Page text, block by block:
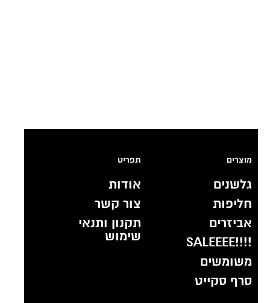
מוצרים
גלשנים
חליפות
אביזרים
!!!!SALEEEE
משומשים
סרף סקייט
תפריט
אודות
צור קשר
תקנון ותנאי
שימוש